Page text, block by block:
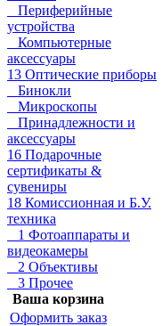
Периферийные
устройства
Компьютерные
аксессуары
13 Оптические приборы
Бинокли
Микроскопы
Принадлежности и
аксессуары
16 Подарочные
сертификаты &
сувениры
18 Комиссионная и Б.У.
техника
1 Фотоаппараты и
видеокамеры
2 Объективы
3 Прочее
Ваша корзина
Оформить заказ